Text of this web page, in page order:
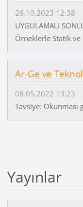
26.10.2023 12:38
UYGULAMALI
Örneklerle Statik
Ar-Ge ve
08.05.2022 13:23
Tavsiye: Okunması
Yayınlar